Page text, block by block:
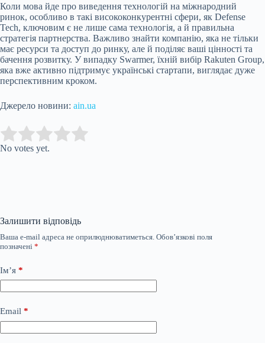
Коли мова йде про виведення технологій на міжнародний
ринок, особливо в такі висококонкурентні сфери, як Defense
Tech, ключовим є не лише сама технологія, а й правильна
стратегія партнерства. Важливо знайти компанію, яка не тільки
має ресурси та доступ до ринку, але й поділяє ваші цінності та
бачення розвитку. У випадку Swarmer, їхній вибір Rakuten Group,
яка вже активно підтримує українські стартапи, виглядає дуже
перспективним кроком.
Джерело новини: ain.ua
Rate this item:
No votes yet.
Залишити відповідь
Ваша e-mail адреса не оприлюднюватиметься. Обов’язкові поля
позначені *
Ім’я *
Email *